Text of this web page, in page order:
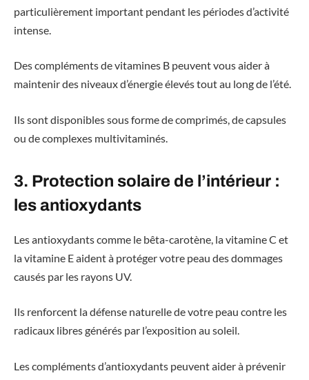
particulièrement important pendant les périodes d’activité
intense.
Des compléments de vitamines B peuvent vous aider à
maintenir des niveaux d’énergie élevés tout au long de l’été.
Ils sont disponibles sous forme de comprimés, de capsules
ou de complexes multivitaminés.
3. Protection solaire de l’intérieur :
les antioxydants
Les antioxydants comme le bêta-carotène, la vitamine C et
la vitamine E aident à protéger votre peau des dommages
causés par les rayons UV.
Ils renforcent la défense naturelle de votre peau contre les
radicaux libres générés par l’exposition au soleil.
Les compléments d’antioxydants peuvent aider à prévenir